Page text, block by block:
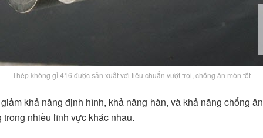
Thép không gỉ 416 được sản xuất với tiêu chuẩn vượt trội, chống ăn mòn tốt
khả năng định hình, khả năng hàn, và khả năng chống
nhiều lĩnh vực khác nhau.